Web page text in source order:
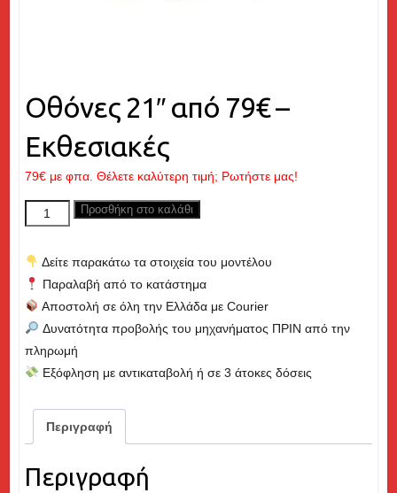
Οθόνες 21″ από 79€ –
Εκθεσιακές
79€ με φπα. Θέλετε καλύτερη τιμή; Ρωτήστε μας!
Οθόνες
21"
από
Εκθεσιακές
ποσότητα
Προσθήκη στο καλάθι
Δείτε παρακάτω τα στοιχεία του μοντέλου
Παραλαβή από το κατάστημα
Αποστολή σε όλη την Ελλάδα με Courier
Δυνατότητα προβολής του μηχανήματος ΠΡΙΝ από την
πληρωμή
Εξόφληση με αντικαταβολή ή σε 3 άτοκες δόσεις
Περιγραφή
Περιγραφή